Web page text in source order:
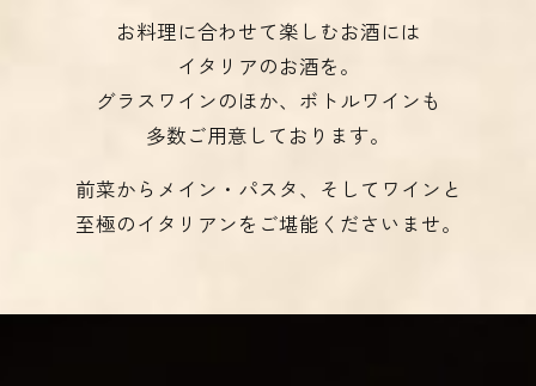
お料理に合わせて楽しむお酒には
イタリアのお酒を。
グラスワインのほか、ボトルワインも
多数ご用意しております。
前菜からメイン・パスタ、そしてワインと
至極のイタリアンをご堪能くださいませ。